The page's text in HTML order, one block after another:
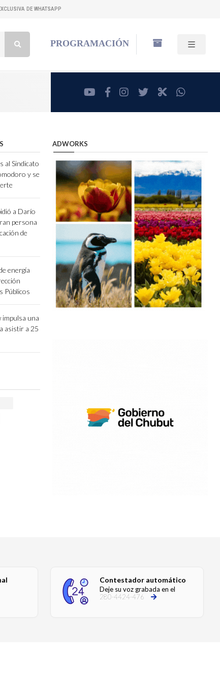
DE WHATSAPP
PROGRAMACIÓN
youtubefacebookinstagram
twitterRadioCut
al Sindicato
y se
a Darío
persona
de
energía
Públicos
una
asistir a 25
ADWORKS
Contestador automático
Deje su voz grabada en el
280-4424-476